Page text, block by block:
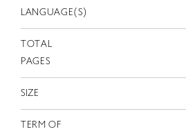
LANGUAGE(S)
TOTAL
PAGES
SIZE
TERM OF